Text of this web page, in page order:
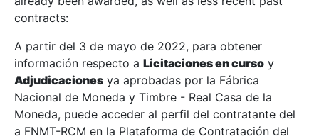
Show/Hide
Show/Hide
contracts:
A partir del 3 de mayo de 2022, para obtener
información respecto a Licitaciones en curso y
Adjudicaciones ya aprobadas por la Fábrica
Nacional de Moneda y Timbre - Real Casa de la
Moneda, puede acceder al perfil del contratante del
a FNMT-RCM en la Plataforma de Contratación del